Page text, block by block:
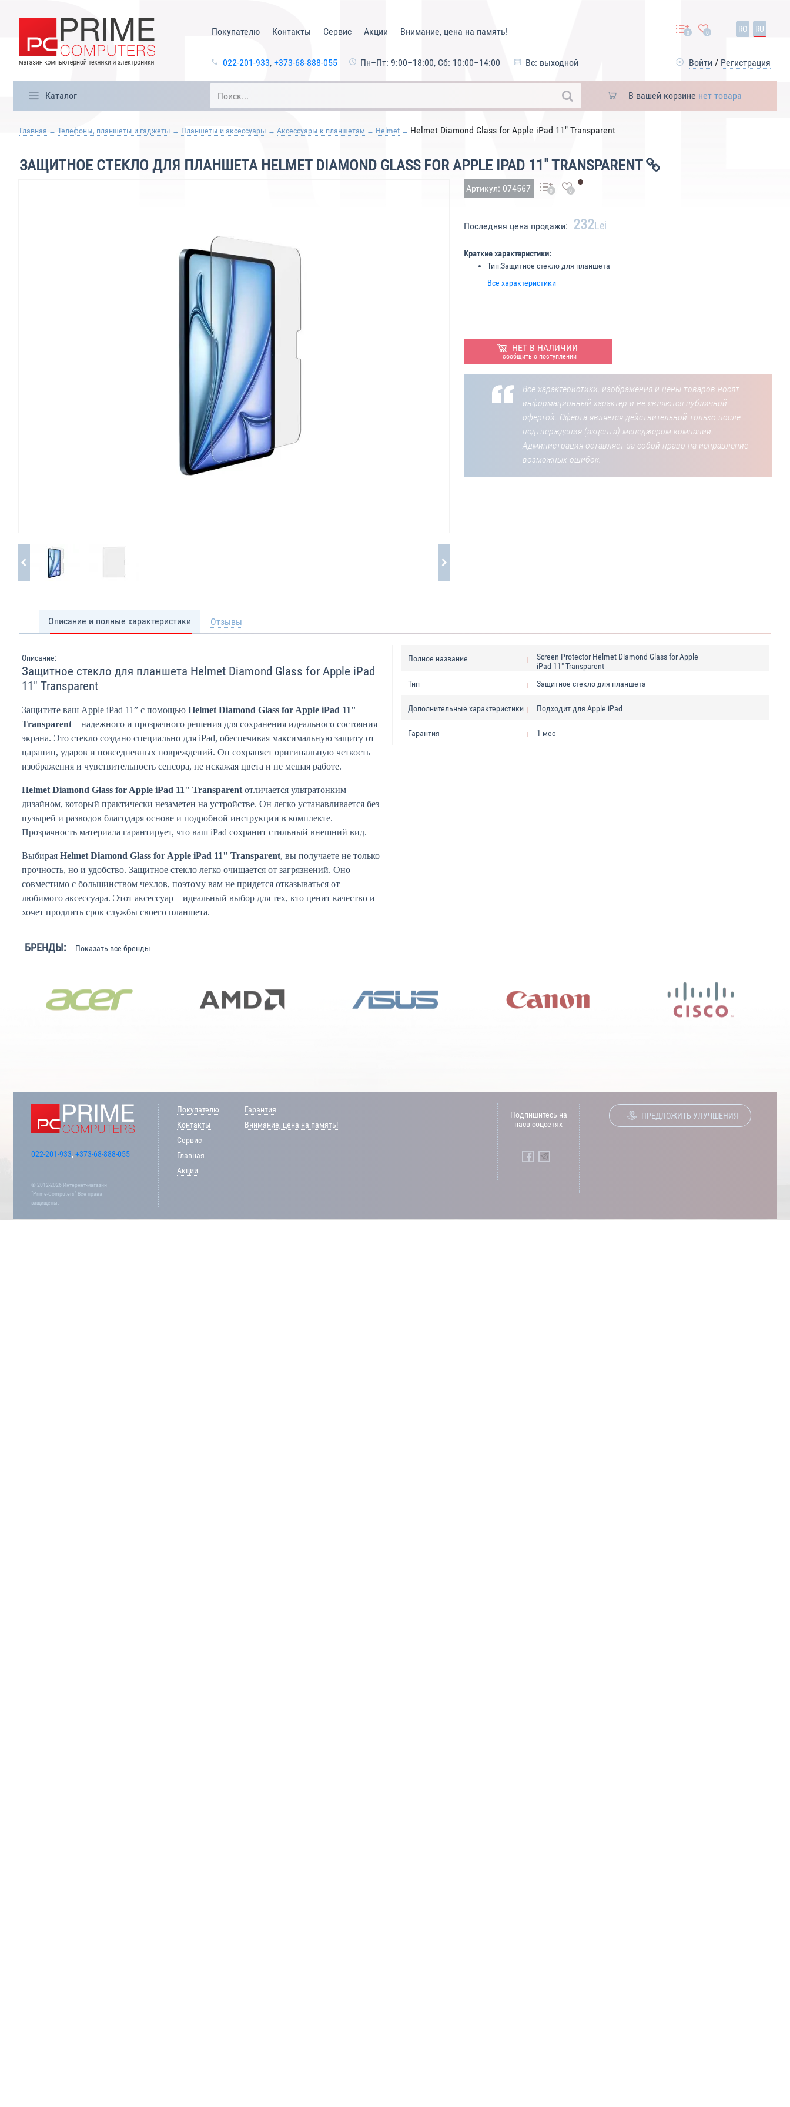
Покупателю Контакты Сервис Акции Внимание, цена на память!
022-201-933, +373-68-888-055 Пн–Пт: 9:00–18:00, Сб: 10:00–14:00 Вс: выходной
0 0 RO RU
Войти / Регистрация
Каталог В вашей корзине нет товара
Главная Телефоны, планшеты и гаджеты Планшеты и аксессуары Аксессуары к планшетам Helmet Helmet Diamond Glass for Apple iPad 11" Transparent
ЗАЩИТНОЕ СТЕКЛО ДЛЯ ПЛАНШЕТА HELMET DIAMOND GLASS FOR APPLE IPAD 11" TRANSPARENT
Артикул: 074567 0 0
Последняя цена продажи: 232Lei
Краткие характеристики:
Тип:Защитное стекло для планшета
Все характеристики
НЕТ В НАЛИЧИИ
сообщить о поступлении
Все характеристики, изображения и цены товаров носят
информационный характер и не являются публичной
офертой. Оферта является действительной только после
подтверждения (акцепта) менеджером компании.
Администрация оставляет за собой право на исправление
возможных ошибок.
Описание и полные характеристики Отзывы
Описание:
Защитное стекло для планшета Helmet Diamond Glass for Apple iPad
11" Transparent
Защитите ваш Apple iPad 11” с помощью Helmet Diamond Glass for Apple iPad 11"
Transparent – надежного и прозрачного решения для сохранения идеального состояния
экрана. Это стекло создано специально для iPad, обеспечивая максимальную защиту от
царапин, ударов и повседневных повреждений. Он сохраняет оригинальную четкость
изображения и чувствительность сенсора, не искажая цвета и не мешая работе.
Helmet Diamond Glass for Apple iPad 11" Transparent отличается ультратонким
дизайном, который практически незаметен на устройстве. Он легко устанавливается без
пузырей и разводов благодаря основе и подробной инструкции в комплекте.
Прозрачность материала гарантирует, что ваш iPad сохранит стильный внешний вид.
Выбирая Helmet Diamond Glass for Apple iPad 11" Transparent, вы получаете не только
прочность, но и удобство. Защитное стекло легко очищается от загрязнений. Оно
совместимо с большинством чехлов, поэтому вам не придется отказываться от
любимого аксессуара. Этот аксессуар – идеальный выбор для тех, кто ценит качество и
хочет продлить срок службы своего планшета.
Полное название
Screen Protector Helmet Diamond Glass for Apple
iPad 11" Transparent
Тип
Защитное стекло для планшета
Дополнительные характеристики Подходит для Apple iPad
Гарантия 1 мес
БРЕНДЫ: Показать все бренды
022-201-933, +373-68-888-055
© 2012-2026 Интернет-магазин
“Prime-Computers” Все права
защищены.
Покупателю
Контакты
Сервис
Главная
Акции
Гарантия
Внимание, цена на память!
Подпишитесь на
насв соцсетях
ПРЕДЛОЖИТЬ УЛУЧШЕНИЯ